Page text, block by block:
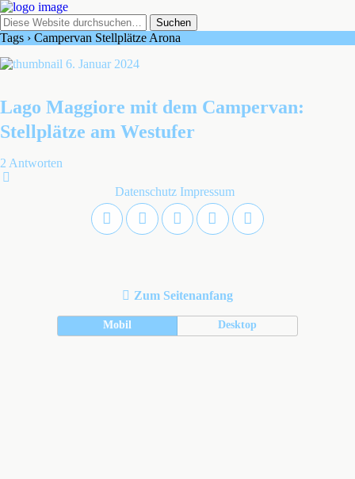
Tags › Campervan Stellplätze Arona
6. Januar 2024
Lago Maggiore mit dem Campervan:
Stellplätze am Westufer
2 Antworten
Datenschutz Impressum
Zum Seitenanfang
Mobil Desktop